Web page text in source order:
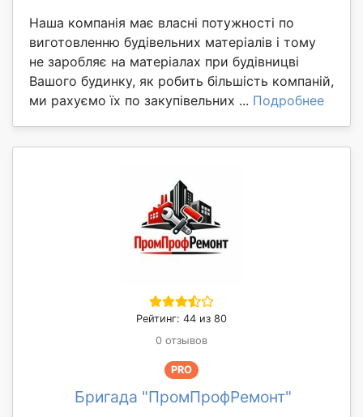
Наша компанія має власні потужності по
виготовленню будівельних матеріалів і тому
не заробляє на матеріалах при будівницві
Вашого будинку, як робить більшість компаній,
ми рахуємо їх по закупівельних ... Подробнее
Рейтинг: 44 из 80
0 отзывов
PRO
Бригада "ПромПрофРемонт"